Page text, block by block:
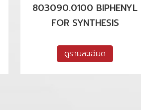
803090.0100 BIPHENYL
FOR SYNTHESIS
ดูรายละเอียด